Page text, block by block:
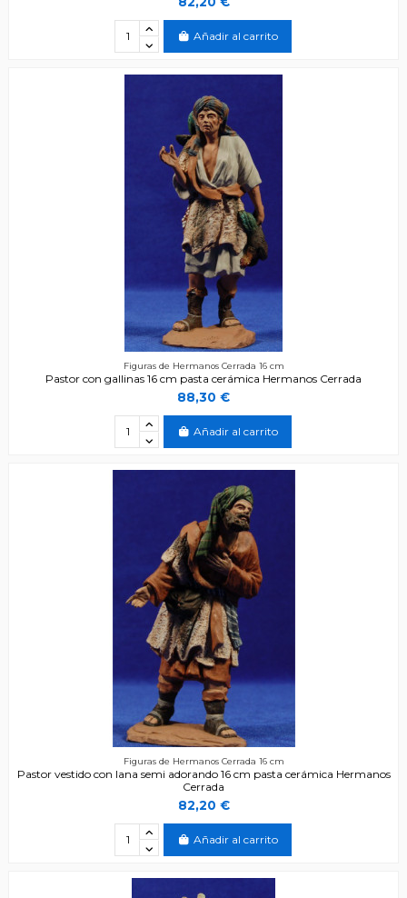
Añadir al carrito
Figuras de Hermanos Cerrada 16 cm
Pastor con gallinas 16 cm pasta cerámica Hermanos Cerrada
88,30 €
Añadir al carrito
Figuras de Hermanos Cerrada 16 cm
Pastor vestido con lana semi adorando 16 cm pasta cerámica Hermanos
Cerrada
82,20 €
Añadir al carrito